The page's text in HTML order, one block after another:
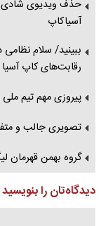
حذف ویدیوی شادی
آسیاکاپ
ببینید/ سلام
رقابت‌های کاپ آسیا
پیروزی مهم تیم
تصویری جالب و
گروه بهمن قهرمان
دیدگاه‌تان را بنویسید